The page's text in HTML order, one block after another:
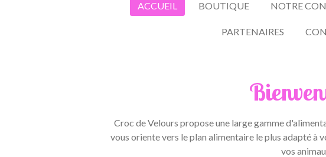
ACCUEIL BOUTIQUE NOTRE
PARTENAIRES
Croc de Velours propose une large gamme
vous oriente vers le plan alimentaire le plus adapté à
vos